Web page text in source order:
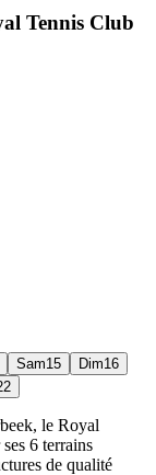
Tennis Club
Sam15 Dim16
le Royal
6 terrains
de qualité